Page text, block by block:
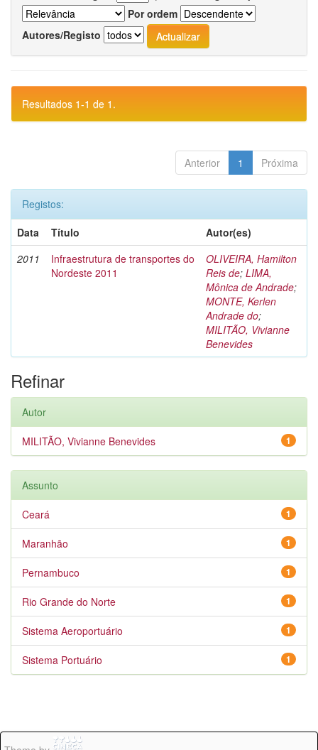
Por ordem
Autores/Registo
Resultados 1-1 de 1.
Anterior 1 Próxima
Registos:
Data
Título
Autor(es)
2011
Infraestrutura de transportes do
Nordeste 2011
OLIVEIRA, Hamilton
Reis de; LIMA,
Mônica de Andrade;
MONTE, Kerlen
Andrade do;
MILITÃO, Vivianne
Benevides
Refinar
Autor
1
MILITÃO, Vivianne Benevides
Assunto
1
Ceará
1
Maranhão
1
Pernambuco
1
Rio Grande do Norte
1
Sistema Aeroportuário
1
Sistema Portuário